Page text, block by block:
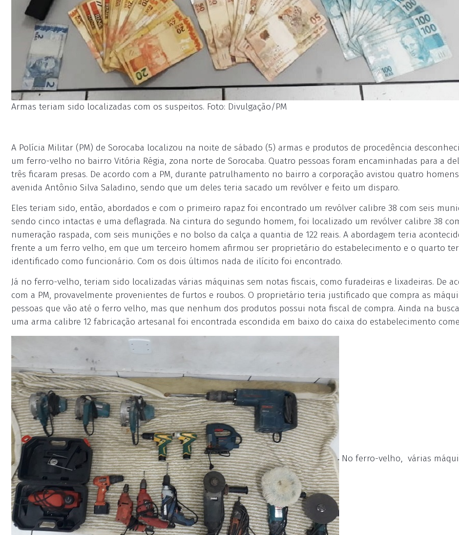
Armas teriam sido localizadas com os suspeitos. Foto: Divulgação/PM
A Polícia Militar (PM) de Sorocaba localizou na noite de sábado (5) armas e produtos de procedência
um ferro-velho no bairro Vitória Régia, zona norte de Sorocaba. Quatro pessoas foram encaminhadas para a
três ficaram presas. De acordo com a PM, durante patrulhamento no bairro a corporação avistou quatro
avenida Antônio Silva Saladino, sendo que um deles teria sacado um revólver e feito um disparo.
Eles teriam sido, então, abordados e com o primeiro rapaz foi encontrado um revólver calibre 38 com seis
sendo cinco intactas e uma deflagrada. Na cintura do segundo homem, foi localizado um revólver calibre 38
numeração raspada, com seis munições e no bolso da calça a quantia de 122 reais. A abordagem teria
frente a um ferro velho, em que um terceiro homem afirmou ser proprietário do estabelecimento e o quarto
identificado como funcionário. Com os dois últimos nada de ilícito foi encontrado.
Já no ferro-velho, teriam sido localizadas várias máquinas sem notas fiscais, como furadeiras e lixadeiras. De
com a PM, provavelmente provenientes de furtos e roubos. O proprietário teria justificado que compra as
pessoas que vão até o ferro velho, mas que nenhum dos produtos possui nota fiscal de compra. Ainda na
uma arma calibre 12 fabricação artesanal foi encontrada escondida em baixo do caixa do estabelecimento
No ferro-velho, várias